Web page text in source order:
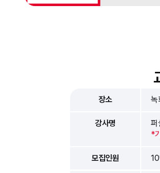
장소 녹
강사명
퍼
*
모집인원